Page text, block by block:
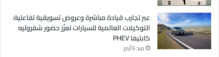
عبر تجارب قيادة مباشرة وعروض تسويقية تفاعلية:
التوكيلات العالمية للسيارات تعزّز حضور شفروليه
كابتيفا PHEV
منذ 6 أيام